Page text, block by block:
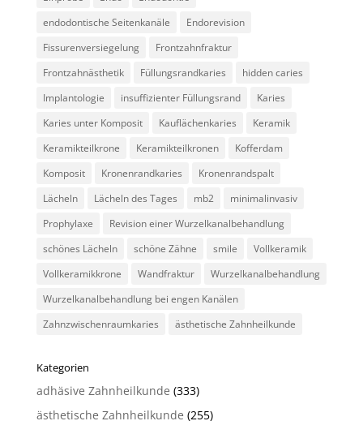
endodontische Seitenkanäle
Endorevision
Fissurenversiegelung
Frontzahnfraktur
Frontzahnästhetik
Füllungsrandkaries
hidden caries
Implantologie
insuffizienter Füllungsrand
Karies
Karies unter Komposit
Kauflächenkaries
Keramik
Keramikteilkrone
Keramikteilkronen
Kofferdam
Komposit
Kronenrandkaries
Kronenrandspalt
Lächeln
Lächeln des Tages mb2
minimalinvasiv
Prophylaxe
Revision einer Wurzelkanalbehandlung
schönes Lächeln
schöne Zähne smile
Vollkeramik
Vollkeramikkrone
Wandfraktur
Wurzelkanalbehandlung
Wurzelkanalbehandlung bei engen Kanälen
Zahnzwischenraumkaries
ästhetische Zahnheilkunde
Kategorien
adhäsive Zahnheilkunde (333)
ästhetische Zahnheilkunde (255)